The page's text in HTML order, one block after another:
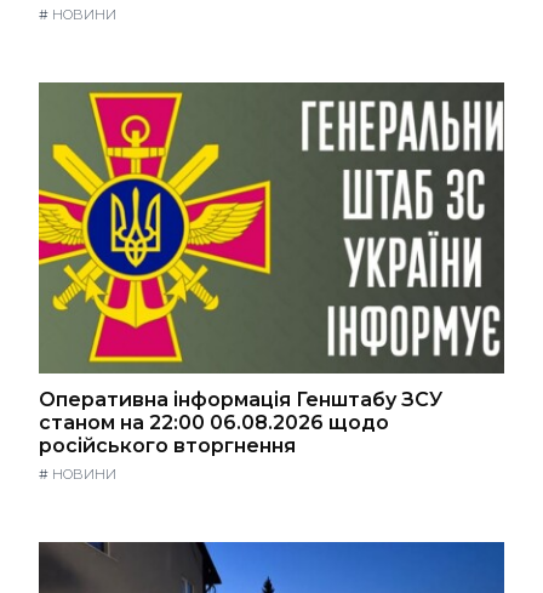
# НОВИНИ
Оперативна інформація Генштабу ЗСУ
станом на 22:00 06.08.2026 щодо
російського вторгнення
# НОВИНИ